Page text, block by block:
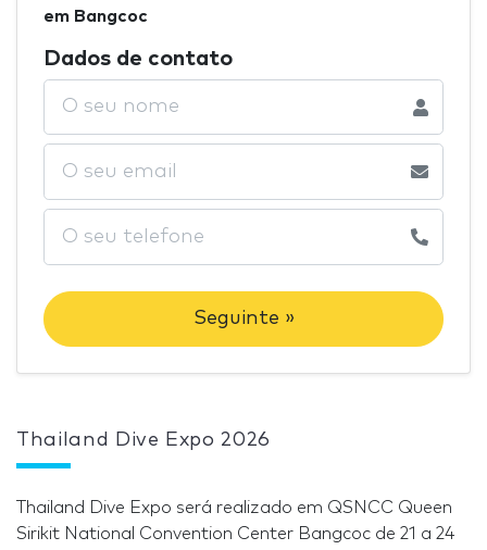
em Bangcoc
Dados de contato
Seguinte »
Thailand Dive Expo 2026
Thailand Dive Expo será realizado em QSNCC Queen
Sirikit National Convention Center Bangcoc de 21 a 24